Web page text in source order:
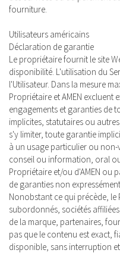
fourniture.
Utilisateurs américains
Déclaration de garantie
Le propriétaire fournit le site
disponibilité. L'utilisation du
l'Utilisateur. Dans la mesure
Propriétaire et AMEN excluent
engagements et garanties de
implicites, statutaires ou
s'y limiter, toute garantie
à un usage particulier ou
conseil ou information, oral
Propriétaire et/ou d'AMEN ou
de garanties non
Nonobstant ce qui précède, le
subordonnés, sociétés
de la marque, partenaires,
pas que le contenu est exact,
disponible, sans interruption